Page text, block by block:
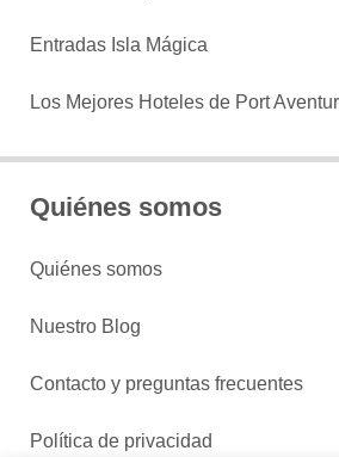
Entradas Isla Mágica
Los Mejores Hoteles de Port
Quiénes somos
Quiénes somos
Nuestro Blog
Contacto y preguntas frecuentes
Política de privacidad